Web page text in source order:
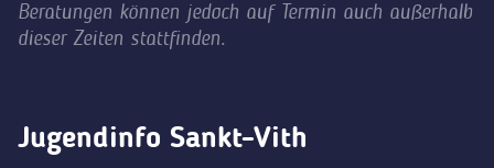
Beratungen können jedoch auf Termin auch außerhalb
dieser Zeiten stattfinden.
Jugendinfo Sankt-Vith